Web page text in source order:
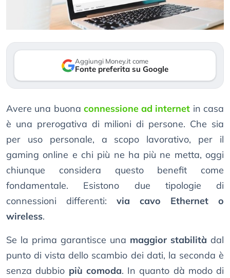
Aggiungi Money.it come
Fonte preferita su Google
Avere una buona connessione ad internet in casa
è una prerogativa di milioni di persone. Che sia
per uso personale, a scopo lavorativo, per il
gaming online e chi più ne ha più ne metta, oggi
chiunque considera questo benefit come
fondamentale. Esistono due tipologie di
connessioni differenti: via cavo Ethernet o
wireless.
Se la prima garantisce una maggior stabilità dal
punto di vista dello scambio dei dati, la seconda è
senza dubbio più comoda. In quanto dà modo di